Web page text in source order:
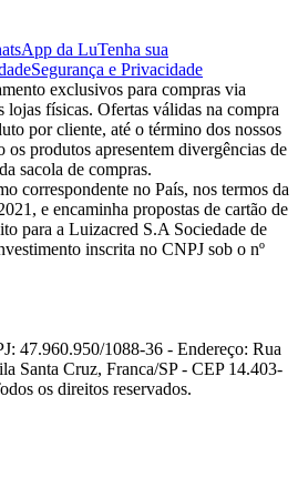
da LuTenha sua
Segurança e Privacidade
exclusivos para compras via
lojas físicas. Ofertas válidas na compra
por cliente, até o término dos nossos
os produtos apresentem divergências de
sacola de compras.
correspondente no País, nos termos da
e encaminha propostas de cartão de
para a Luizacred S.A Sociedade de
inscrita no CNPJ sob o nº
47.960.950/1088-36 - Endereço: Rua
Santa Cruz, Franca/SP - CEP 14.403-
os direitos reservados.